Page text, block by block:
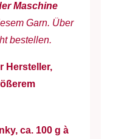
Maschine
Garn. Über
bestellen.
Hersteller,
ca. 100 g à